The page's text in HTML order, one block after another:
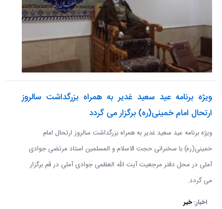
ویژه برنامه عید سعید غدیر به همراه بزرگداشت سالروز
ارتحال امام خمینی(ره) برگزار می گردد
ویژه برنامه عید سعید غدیر به همراه بزرگداشت سالروز ارتحال امام
خمینی(ره) با سخنرانی حجت الاسلام و المسلمین استاد مرتضی جوادی
آملی در محل دفتر مرجعیت آیت الله العظمی جوادی آملی در قم برگزار
می گردد.
اخبار:خبر